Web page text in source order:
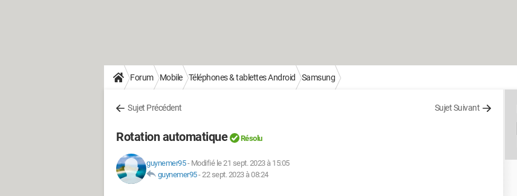
Forum Mobile Téléphones & tablettes Android Samsung
Sujet Précédent Sujet Suivant
Rotation automatique Résolu
guynemer95- Modifié le 21 sept. 2023 à 15:05
guynemer95-22 sept. 2023 à 08:24